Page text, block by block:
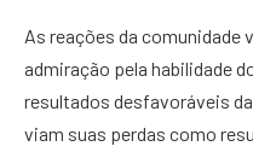
As reações da comunidade
admiração pela habilidade
resultados desfavoráveis
viam suas perdas como